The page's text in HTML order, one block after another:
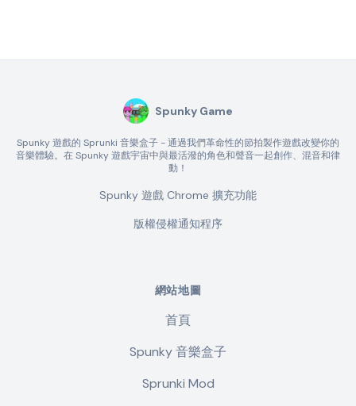
Spunky Game
Spunky 遊戲的 Sprunki 音樂盒子 - 通過我們革命性的節拍製作遊戲改變你的
音樂體驗。在 Spunky 遊戲宇宙中與最活潑的角色和聲音一起創作、混音和律
動！
Spunky 遊戲 Chrome 擴充功能
版權侵權通知程序
網站地圖
首頁
Spunky 音樂盒子
Sprunki Mod